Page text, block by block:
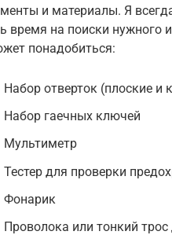
и материалы. Я
время на поиски
понадобиться:
Набор отверток (плоские и
Набор гаечных ключей
Мультиметр
Тестер для проверки
Фонарик
Проволока или тонкий